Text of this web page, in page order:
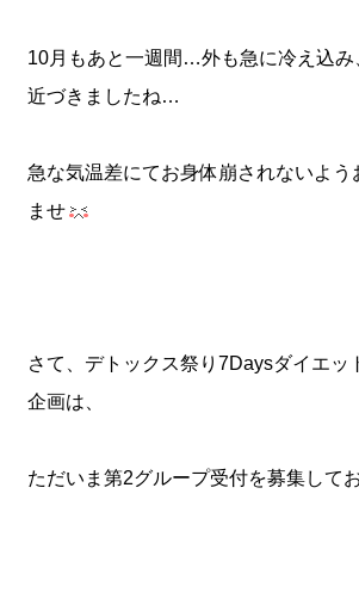
10月もあと一週間…外も急に冷え込み
近づきましたね…
急な気温差にてお身体崩されないよう
ませ
さて、デトックス祭り7Daysダイエッ
企画は、
ただいま第2グループ受付を募集して